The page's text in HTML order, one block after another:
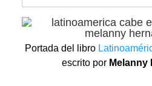
Portada del libro
escrito por Melanny